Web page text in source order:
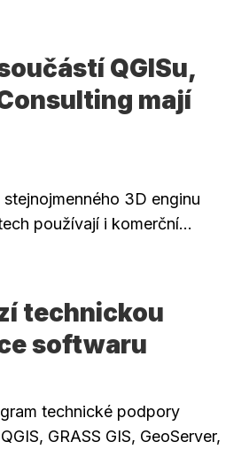
QGISu,
mají
3D enginu
používají i komerční...
technickou
softwaru
technické podpory
GRASS GIS, GeoServer,